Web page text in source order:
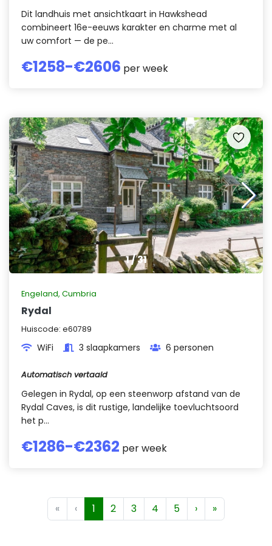
Dit landhuis met ansichtkaart in Hawkshead
combineert 16e-eeuws karakter en charme met al
uw comfort — de pe...
€1258-€2606 per week
1/31
Engeland, Cumbria
Rydal
Huiscode: e60789
WiFi 3 slaapkamers 6 personen
Automatisch vertaald
Gelegen in Rydal, op een steenworp afstand van de
Rydal Caves, is dit rustige, landelijke toevluchtsoord
het p...
€1286-€2362 per week
« ‹ 1 2 3 4 5 › »